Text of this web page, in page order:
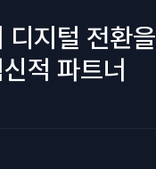
디지털 전환을
적 파트너